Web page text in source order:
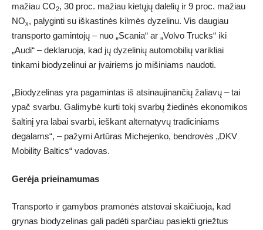
mažiau CO2, 30 proc. mažiau kietųjų dalelių ir 9 proc. mažiau
NOx, palyginti su iškastinės kilmės dyzelinu. Vis daugiau
transporto gamintojų – nuo „Scania“ ar „Volvo Trucks“ iki
„Audi“ – deklaruoja, kad jų dyzelinių automobilių varikliai
tinkami biodyzelinui ar įvairiems jo mišiniams naudoti.
„Biodyzelinas yra pagamintas iš atsinaujinančių žaliavų – tai
ypač svarbu. Galimybė kurti tokį svarbų žiedinės ekonomikos
šaltinį yra labai svarbi, ieškant alternatyvų tradiciniams
degalams“, – pažymi Artūras Michejenko, bendrovės „DKV
Mobility Baltics“ vadovas.
Gerėja prieinamumas
Transporto ir gamybos pramonės atstovai skaičiuoja, kad
grynas biodyzelinas gali padėti sparčiau pasiekti griežtus